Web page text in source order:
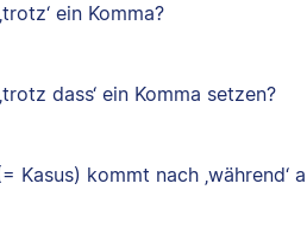
ein Komma?
dass‘ ein Komma setzen?
Kasus) kommt nach ‚während‘